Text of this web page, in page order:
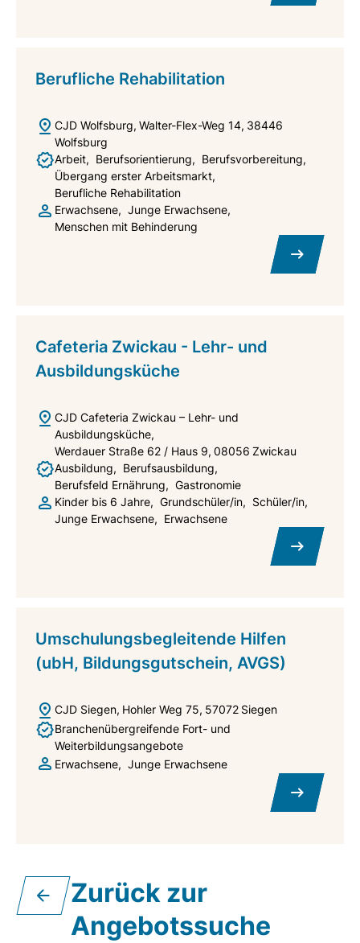
Berufliche Rehabilitation
CJD Wolfsburg Walter-Flex-Weg 14 38446
Wolfsburg
Arbeit
Berufsorientierung
Berufsvorbereitung
Übergang erster Arbeitsmarkt
Berufliche Rehabilitation
Erwachsene
Junge Erwachsene
Menschen mit Behinderung
Cafeteria Zwickau - Lehr- und
Ausbildungsküche
CJD Cafeteria Zwickau – Lehr- und
Ausbildungsküche
Werdauer Straße 62 / Haus 9 08056 Zwickau
Ausbildung
Berufsausbildung
Berufsfeld Ernährung
Gastronomie
Kinder bis 6 Jahre
Grundschüler/in
Schüler/in
Junge Erwachsene
Erwachsene
Umschulungsbegleitende Hilfen
(ubH, Bildungsgutschein, AVGS)
CJD Siegen Hohler Weg 75 57072 Siegen
Branchenübergreifende Fort- und
Weiterbildungsangebote
Erwachsene
Junge Erwachsene
Zurück zur
Angebotssuche